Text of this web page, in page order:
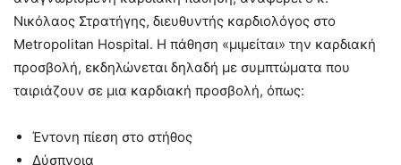
Νικόλαος Στρατήγης, διευθυντής καρδιολόγος στο
Metropolitan Hospital. Η πάθηση «μιμείται» την καρδιακή
προσβολή, εκδηλώνεται δηλαδή με συμπτώματα που
ταιριάζουν σε μια καρδιακή προσβολή, όπως:
Έντονη πίεση στο στήθος
Δύσπνοια